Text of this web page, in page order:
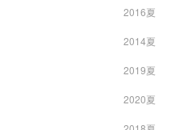
2016夏
2014夏
2019夏
2020夏